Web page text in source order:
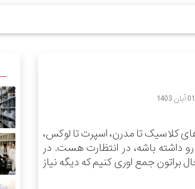
01 آبان 1403
کلاسیک تا مدرن، اسپرت تا لوکس،
داشته باشه، در انتظارت هست. در
جمع اوری کنیم که دیگه نیاز